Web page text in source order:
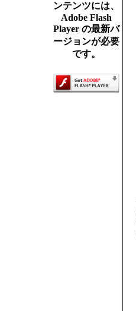
ンテンツには、
Adobe Flash
Player の最新バ
ージョンが必要
です。